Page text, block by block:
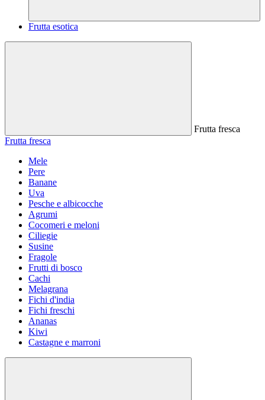
Frutta esotica
Frutta fresca
Frutta fresca
Mele
Pere
Banane
Uva
Pesche e albicocche
Agrumi
Cocomeri e meloni
Ciliegie
Susine
Fragole
Frutti di bosco
Cachi
Melagrana
Fichi d'india
Fichi freschi
Ananas
Kiwi
Castagne e marroni